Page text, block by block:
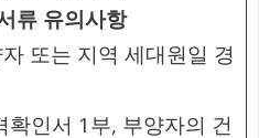
류 유의사항
또는 지역 세대원일 경
인서 1부, 부양자의 건